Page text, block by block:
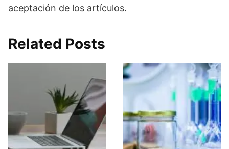
aceptación de los artículos.
Related Posts